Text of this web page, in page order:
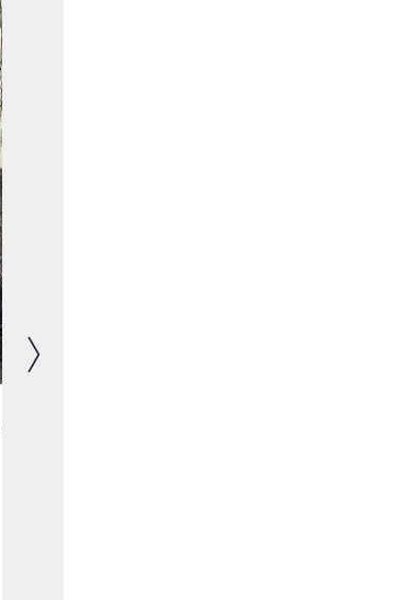
Immagine successiva